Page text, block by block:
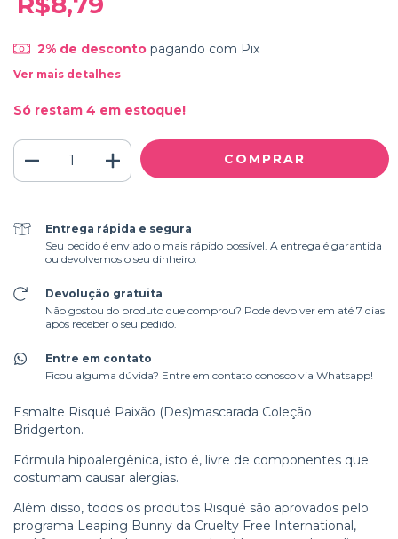
2% de descontopagando com Pix
Ver mais detalhes
Só restam 4 em estoque!
Entrega rápida e segura
Seu pedido é enviado o mais rápido possível. A entrega é garantida
ou devolvemos o seu dinheiro.
Devolução gratuita
Não gostou do produto que comprou? Pode devolver em até 7 dias
após receber o seu pedido.
Entre em contato
Ficou alguma dúvida? Entre em contato conosco via Whatsapp!
Esmalte Risqué Paixão (Des)mascarada Coleção
Bridgerton.
Fórmula hipoalergênica, isto é, livre de componentes que
costumam causar alergias.
Além disso, todos os produtos Risqué são aprovados pelo
programa Leaping Bunny da Cruelty Free International,